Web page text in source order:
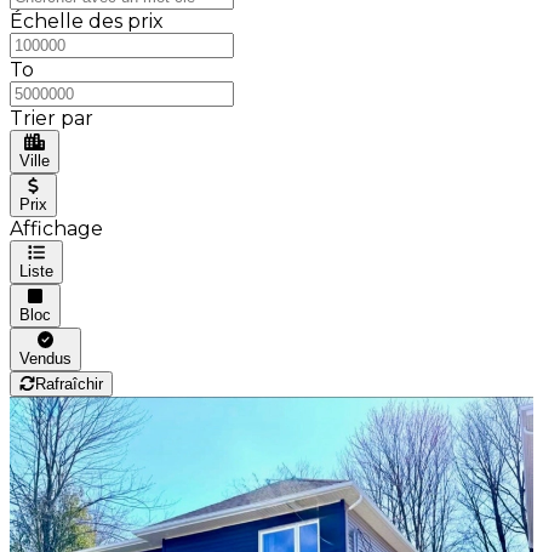
Échelle des prix
To
Trier par
Ville
Prix
Affichage
Liste
Bloc
Vendus
Rafraîchir